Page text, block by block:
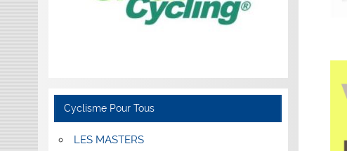
Cyclisme Pour Tous
LES MASTERS